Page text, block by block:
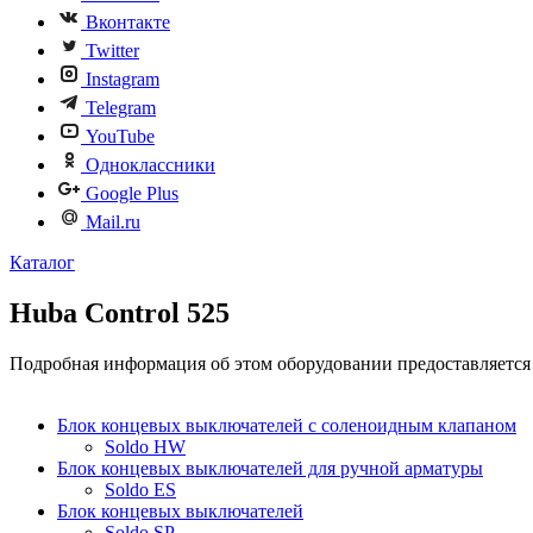
Вконтакте
Twitter
Instagram
Telegram
YouTube
Одноклассники
Google Plus
Mail.ru
Каталог
Huba Control 525
Подробная информация об этом оборудовании предоставляется
Блок концевых выключателей с соленоидным клапаном
Soldo HW
Блок концевых выключателей для ручной арматуры
Soldo ES
Блок концевых выключателей